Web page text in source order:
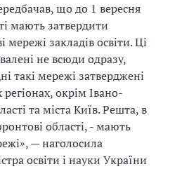
що до 1 вересня
мають затвердити
мережі закладів освіти. Ці
не всюди одразу,
такі мережі затверджені
окрім Івано-
та міста Київ. Решта, в
області, - мають
— наголосила
освіти і науки України